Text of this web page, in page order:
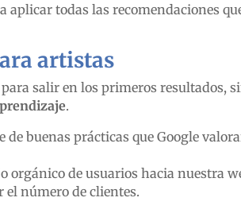
aplicar todas las recomendaciones
artistas
salir en los primeros resultados,
.
de buenas prácticas que Google
orgánico de usuarios hacia nuestra
el número de clientes.